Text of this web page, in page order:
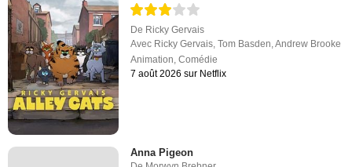
De Ricky Gervais
Avec Ricky Gervais ,Tom Basden ,Andrew Brooke
Animation ,Comédie
7 août 2026 sur Netflix
Anna Pigeon